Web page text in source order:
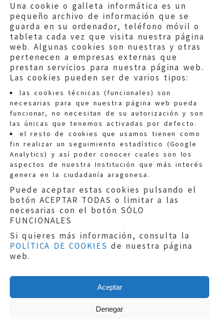
Una cookie o galleta informática es un
pequeño archivo de información que se
guarda en su ordenador, teléfono móvil o
tableta cada vez que visita nuestra página
web. Algunas cookies son nuestras y otras
pertenecen a empresas externas que
prestan servicios para nuestra página web.
Las cookies pueden ser de varios tipos:
las cookies técnicas (funcionales) son
necesarias para que nuestra página web pueda
funcionar, no necesitan de su autorización y son
las únicas que tenemos activadas por defecto.
el resto de cookies que usamos tienen como
fin realizar un seguimiento estadístico (Google
Analytics) y así poder conocer cuales son los
aspectos de nuestra Institución que más interés
genera en la ciudadanía aragonesa.
Puede aceptar estas cookies pulsando el
botón ACEPTAR TODAS o limitar a las
necesarias con el botón SÓLO
FUNCIONALES
Si quieres más información, consulta la
POLÍTICA DE COOKIES de nuestra página
web.
Aceptar
Denegar
Quejas:quejas@eljusticiadearagon.es
Información general:
informacion@eljusticiadearagon.es
Teléfonos:900 210 210/
Aviso legal|Política de privacidad|
Protección de Datos
Política de cookies
Copyright © 2019El Justicia de Aragón|
Sephor Consulting